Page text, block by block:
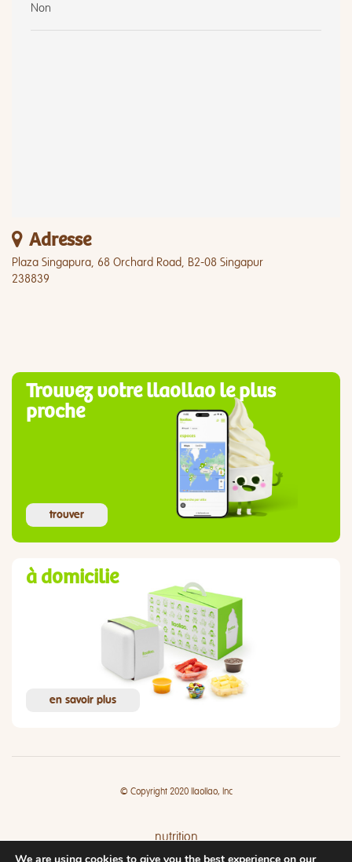
Non
Adresse
Plaza Singapura, 68 Orchard Road, B2-08 Singapur
238839
Trouvez votre llaollao le plus
proche
trouver
à domicilie
en savoir plus
© Copyright 2020 llaollao, Inc
nutrition